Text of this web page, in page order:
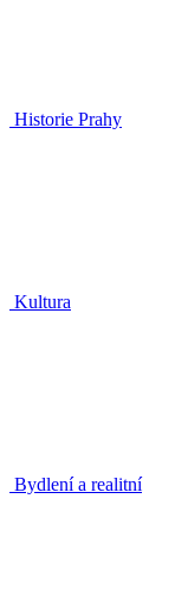
Historie Prahy
Kultura
Bydlení a realitní